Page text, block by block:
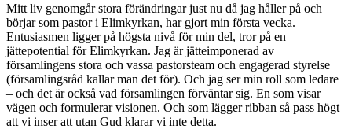
Mitt liv genomgår stora förändringar just nu då jag håller på och
börjar som pastor i Elimkyrkan, har gjort min första vecka.
Entusiasmen ligger på högsta nivå för min del, tror på en
jättepotential för Elimkyrkan. Jag är jätteimponerad av
församlingens stora och vassa pastorsteam och engagerad styrelse
(församlingsråd kallar man det för). Och jag ser min roll som ledare
– och det är också vad församlingen förväntar sig. En som visar
vägen och formulerar visionen. Och som lägger ribban så pass högt
att vi inser att utan Gud klarar vi inte detta.